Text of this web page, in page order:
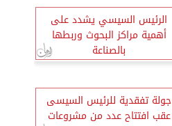
الرئيس السيسي يشدد على
أهمية مراكز البحوث وربطها
بالصناعة
جولة تفقدية للرئيس السيسى
عقب افتتاح عدد من مشروعات